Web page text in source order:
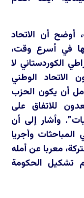
أوضح أن الاتحاد
في أسرع وقت،
الكوردستاني لا
الوطني
أن يكون الحزب
للاتفاق على
وأشار إلى أن
وأجريا
معربا عن أمله
تشكيل الحكومة